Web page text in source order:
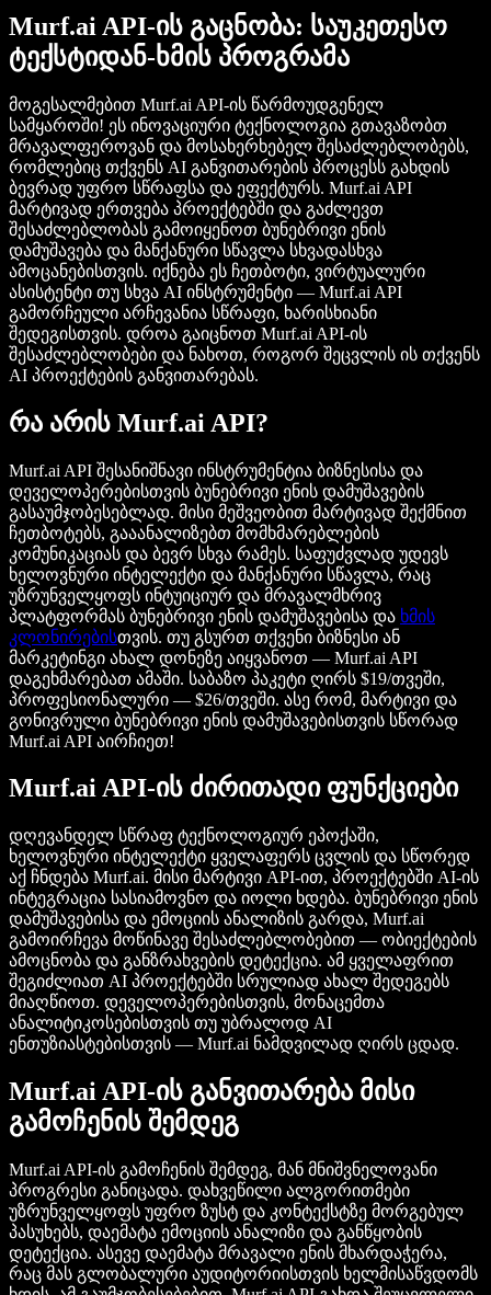
Murf.ai API-ის გაცნობა: საუკეთესო
ტექსტიდან-ხმის პროგრამა
მოგესალმებით Murf.ai API-ის წარმოუდგენელ
სამყაროში! ეს ინოვაციური ტექნოლოგია გთავაზობთ
მრავალფეროვან და მოსახერხებელ შესაძლებლობებს,
რომლებიც თქვენს AI განვითარების პროცესს გახდის
ბევრად უფრო სწრაფსა და ეფექტურს. Murf.ai API
მარტივად ერთვება პროექტებში და გაძლევთ
შესაძლებლობას გამოიყენოთ ბუნებრივი ენის
დამუშავება და მანქანური სწავლა სხვადასხვა
ამოცანებისთვის. იქნება ეს ჩეთბოტი, ვირტუალური
ასისტენტი თუ სხვა AI ინსტრუმენტი — Murf.ai API
გამორჩეული არჩევანია სწრაფი, ხარისხიანი
შედეგისთვის. დროა გაიცნოთ Murf.ai API-ის
შესაძლებლობები და ნახოთ, როგორ შეცვლის ის თქვენს
AI პროექტების განვითარებას.
რა არის Murf.ai API?
Murf.ai API შესანიშნავი ინსტრუმენტია ბიზნესისა და
დეველოპერებისთვის ბუნებრივი ენის დამუშავების
გასაუმჯობესებლად. მისი მეშვეობით მარტივად შექმნით
ჩეთბოტებს, გააანალიზებთ მომხმარებლების
კომუნიკაციას და ბევრ სხვა რამეს. საფუძვლად უდევს
ხელოვნური ინტელექტი და მანქანური სწავლა, რაც
უზრუნველყოფს ინტუიციურ და მრავალმხრივ
პლატფორმას ბუნებრივი ენის დამუშავებისა და ხმის
კლონირებისთვის. თუ გსურთ თქვენი ბიზნესი ან
მარკეტინგი ახალ დონეზე აიყვანოთ — Murf.ai API
დაგეხმარებათ ამაში. საბაზო პაკეტი ღირს $19/თვეში,
პროფესიონალური — $26/თვეში. ასე რომ, მარტივი და
გონივრული ბუნებრივი ენის დამუშავებისთვის სწორად
Murf.ai API აირჩიეთ!
Murf.ai API-ის ძირითადი ფუნქციები
დღევანდელ სწრაფ ტექნოლოგიურ ეპოქაში,
ხელოვნური ინტელექტი ყველაფერს ცვლის და სწორედ
აქ ჩნდება Murf.ai. მისი მარტივი API-ით, პროექტებში AI-ის
ინტეგრაცია სასიამოვნო და იოლი ხდება. ბუნებრივი ენის
დამუშავებისა და ემოციის ანალიზის გარდა, Murf.ai
გამოირჩევა მოწინავე შესაძლებლობებით — ობიექტების
ამოცნობა და განზრახვების დეტექცია. ამ ყველაფრით
შეგიძლიათ AI პროექტებში სრულიად ახალ შედეგებს
მიაღწიოთ. დეველოპერებისთვის, მონაცემთა
ანალიტიკოსებისთვის თუ უბრალოდ AI
ენთუზიასტებისთვის — Murf.ai ნამდვილად ღირს ცდად.
Murf.ai API-ის განვითარება მისი
გამოჩენის შემდეგ
Murf.ai API-ის გამოჩენის შემდეგ, მან მნიშვნელოვანი
პროგრესი განიცადა. დახვეწილი ალგორითმები
უზრუნველყოფს უფრო ზუსტ და კონტექსტზე მორგებულ
პასუხებს, დაემატა ემოციის ანალიზი და განწყობის
დეტექცია. ასევე დაემატა მრავალი ენის მხარდაჭერა,
რაც მას გლობალური აუდიტორიისთვის ხელმისაწვდომს